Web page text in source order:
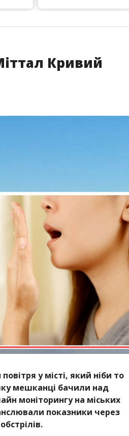
Кривий
у місті, який ніби то
мешканці бачили над
моніторингу на міських
показники через